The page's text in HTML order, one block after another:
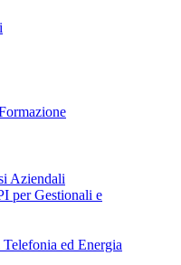
Aziendali
per Gestionali e
ed Energia